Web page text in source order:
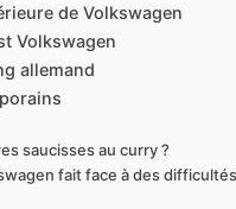
de Volkswagen
Volkswagen
allemand
saucisses au curry ?
fait face à des difficultés